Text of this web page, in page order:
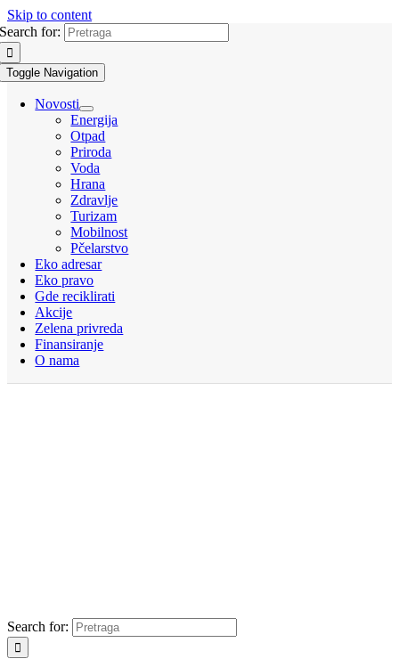
Skip to content
Search for:
Toggle Navigation
Novosti
Energija
Otpad
Priroda
Voda
Hrana
Zdravlje
Turizam
Mobilnost
Pčelarstvo
Eko adresar
Eko pravo
Gde reciklirati
Akcije
Zelena privreda
Finansiranje
O nama
Search for: